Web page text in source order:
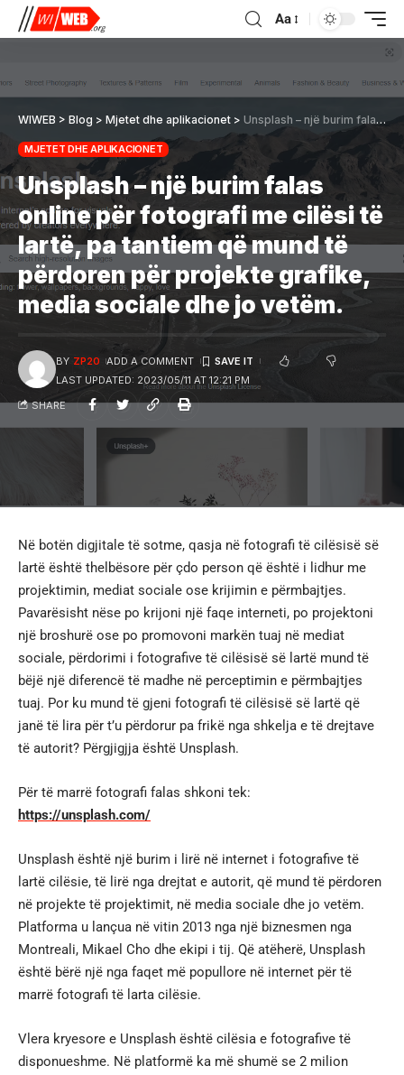
Aa
WIWEB > Blog > Mjetet dhe aplikacionet > Unsplash – një burim falas online për fotografi me cilësi të lartë, pa tantiem që mund të përdoren për projekte grafike, media sociale dhe jo vetëm.
MJETET DHE APLIKACIONET
Unsplash – një burim falas
online për fotografi me cilësi të
lartë, pa tantiem që mund të
përdoren për projekte grafike,
media sociale dhe jo vetëm.
LAST UPDATED: 2023/05/11 AT 12:21 PM
BY ZP20 ADD A COMMENT
SHARE
Në botën digjitale të sotme, qasja në fotografi të cilësisë së
lartë është thelbësore për çdo person që është i lidhur me
projektimin, mediat sociale ose krijimin e përmbajtjes.
Pavarësisht nëse po krijoni një faqe interneti, po projektoni
një broshurë ose po promovoni markën tuaj në mediat
sociale, përdorimi i fotografive të cilësisë së lartë mund të
bëjë një diferencë të madhe në perceptimin e përmbajtjes
tuaj. Por ku mund të gjeni fotografi të cilësisë së lartë që
janë të lira për t’u përdorur pa frikë nga shkelja e të drejtave
të autorit? Përgjigjja është Unsplash.
Për të marrë fotografi falas shkoni tek:
https://unsplash.com/
Unsplash është një burim i lirë në internet i fotografive të
lartë cilësie, të lirë nga drejtat e autorit, që mund të përdoren
në projekte të projektimit, në media sociale dhe jo vetëm.
Platforma u lançua në vitin 2013 nga një biznesmen nga
Montreali, Mikael Cho dhe ekipi i tij. Që atëherë, Unsplash
është bërë një nga faqet më popullore në internet për të
marrë fotografi të larta cilësie.
Vlera kryesore e Unsplash është cilësia e fotografive të
disponueshme. Në platformë ka më shumë se 2 milion